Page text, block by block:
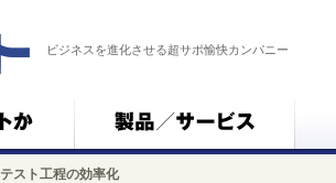
ビジネスを進化させる超サポ愉快カンパニー
テスト工程の効率化